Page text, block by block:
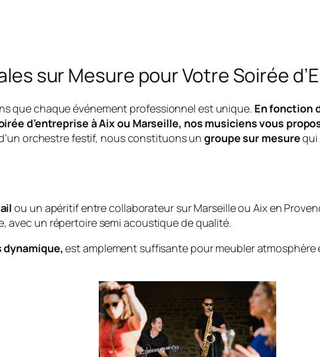
sur Mesure pour Votre Soirée
que chaque événement professionnel est unique. En fonction
d’entreprise à Aix ou Marseille, nos musiciens vous
orchestre festif, nous constituons ungroupe sur mesurequi
ou un apéritif entre collaborateur sur Marseille ou Aix en
avec un répertoire semi acoustique de qualité.
dynamique,est amplement suffisante pour meubler